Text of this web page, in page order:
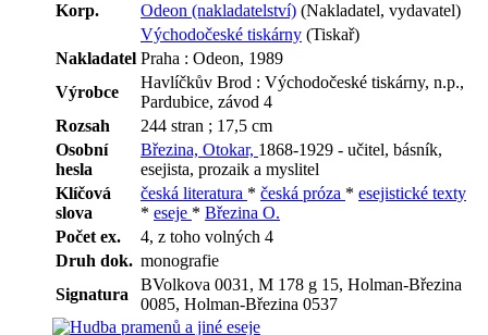
Korp.
Odeon (nakladatelství) (Nakladatel, vydavatel)
Východočeské tiskárny (Tiskař)
Nakladatel Praha : Odeon, 1989
Výrobce
Havlíčkův Brod : Východočeské tiskárny, n.p.,
Pardubice, závod 4
Rozsah
244 stran ; 17,5 cm
Osobní
hesla
Březina, Otokar, 1868-1929 - učitel, básník,
esejista, prozaik a myslitel
Klíčová
slova
česká literatura * česká próza * esejistické texty
* eseje * Březina O.
Počet ex.
4, z toho volných 4
Druh dok. monografie
Signatura
BVolkova 0031, M 178 g 15, Holman-Březina
0085, Holman-Březina 0537